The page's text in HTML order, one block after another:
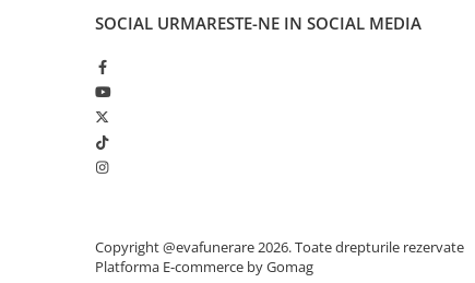
SOCIAL URMARESTE-NE IN SOCIAL MEDIA
Copyright @evafunerare 2026. Toate drepturile rezervate
Platforma E-commerce by Gomag